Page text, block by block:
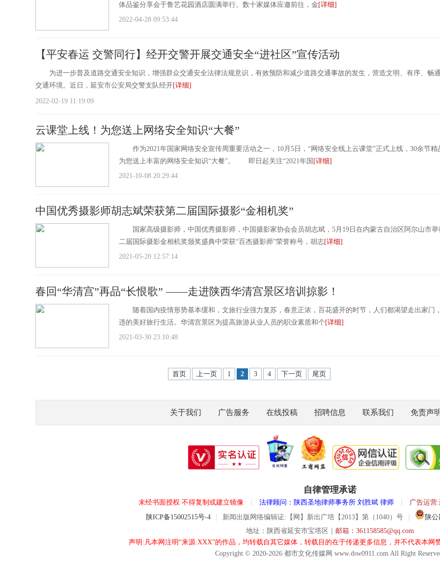
体品鉴分享会于鲁艺花园酒店圆满举行。数十家媒体应邀前往，金 [详细]
2022-04-28 09:53:44
【平安春运 交警同行】经开交警开展交通安全“进社区”宣传活动
为进一步普及道路交通安全知识，增强群众交通安全法律法规意识，有效预防和减少道路交通事故的发生，营造文明、有序、畅
交通环境。近日，延安市公安局交警支队经开[详细]
2022-02-19 11:19:09
云课堂上线！为您送上网络安全知识“大餐”
作为2021年国家网络安全宣传周重要活动之一，10月5日，“网络安全线上云课堂”正式上线，30余节精
为您送上丰富的网络安全知识“大餐”。 即日起关注“2021年国 [详细]
2021-10-08 20:29:44
中国优秀摄影师胡志斌荣获第二届国际摄影“金相机奖”
国家高级摄影师，中国优秀摄影师，中国摄影家协会会员胡志斌，5月19日在内蒙古自治区阿尔山市举
二届国际摄影金相机奖颁奖盛典中荣获“百杰摄影师”荣誉称号，胡志[详细]
2021-05-20 12:57:14
春回“华清宫”再品“长恨歌” ——走进陕西华清宫景区培训掠影！
随着国内疫情形势基本缓和，文旅行业强力复苏，春意正浓，百花盛开的时节，人们都渴望走出家门
违的美好旅行生活。华清宫景区为提高旅游从业人员的职业素质和个 [详细]
2021-03-30 23:10:48
首页 上一页 1 2 3 4 下一页 尾页
关于我们 广告服务 在线投稿 招聘信息 联系我们 免责声
自律管理承诺
未经书面授权 不得复制或建立镜像 法律顾问：陕西圣地律师事务所 刘胜斌 律师
广告运营
陕ICP备15002515号-4
新闻出版网络编辑证:【网】新出广培【2013】第（1040）号
陕公
地址：陕西省延安市宝塔区
邮箱：361158585@qq.com
声明:凡本网注明“来源:XXX”的作品，均转载自其它媒体，转载目的在于传递更多信息，并不代表本网
Copyright © 2020-2026 都市文化传媒网 www.dsw0911.com All Right